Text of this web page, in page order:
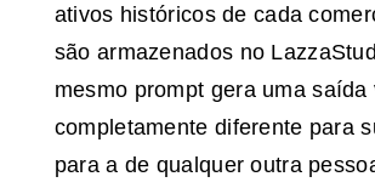
ativos históricos de cada
são armazenados no
mesmo prompt gera uma saída
completamente diferente para
para a de qualquer outra